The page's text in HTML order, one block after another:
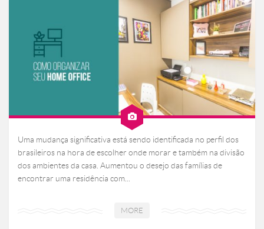
Uma mudança significativa está sendo identificada no perfil dos
brasileiros na hora de escolher onde morar e também na divisão
dos ambientes da casa. Aumentou o desejo das famílias de
encontrar uma residência com...
MORE